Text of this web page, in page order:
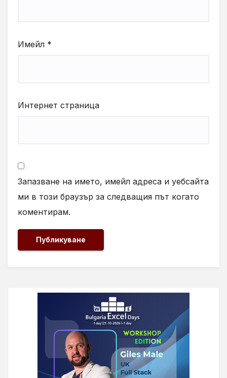
Имейл *
Интернет страница
Запазване на името, имейл адреса и уебсайта
ми в този браузър за следващия път когато
коментирам.